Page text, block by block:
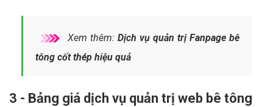
Xem thêm: Dịch vụ quản trị Fanpage bê
tông cốt thép hiệu quả
3 - Bảng giá dịch vụ quản trị web bê tông